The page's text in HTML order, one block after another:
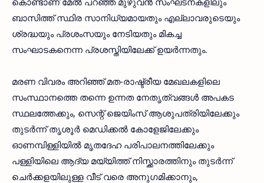
ബാസിത്ത് സ്ഥിര സാനിധ്യമായതും എല്ലാവരുടെയും
ശ്രദ്ധയും പ്രശംസയും നേടിയതും മികച്ച
സംഘാടകനെന്ന പ്രശസ്തിയിലേക്ക് ഉയർന്നതും.
മരണ വിവരം അറിഞ്ഞ് മത-രാഷ്ട്രീയ മേഖലകളിലെ
സംസ്ഥാനത്തെ തന്നെ ഉന്നത നേതൃത്വങ്ങൾ അപകട
സ്ഥലത്തേക്കും, സെന്റ് ജെയിംസ്‌ ആശുപത്രിയിലേക്കും
തുടർന്ന് തൃശൂർ മെഡിക്കൽ കോളേജിലേക്കും
ഓണമ്പിള്ളിയിൽ മൃതദേഹ പരിപാലനത്തിലേക്കും
പള്ളിയിലെ ആദ്യ മയ്യിത്ത് നിസ്ക്കാരത്തിനും തുടർന്ന്
ചെർക്കളയിലുള്ള വീട് വരെ അനുഗമിക്കാനും,